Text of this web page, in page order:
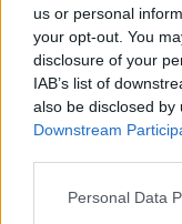
us or personal
your opt-out. You
disclosure of your
IAB’s list of
also be disclosed
Downstream
Please note that
Personal Data
Az Abu-dzabi
a kétszeres
Martinnál áll-e
2026-os